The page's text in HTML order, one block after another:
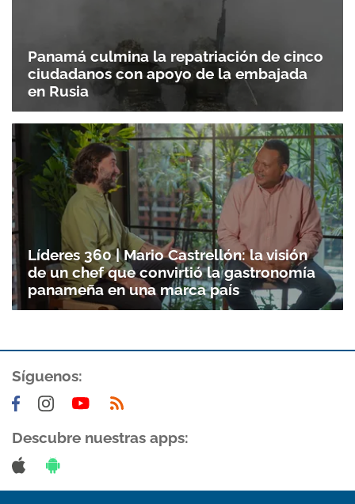
Gracias por suscribirte a nuestro boletín.
ACEPTAR
Panamá culmina la repatriación de cinco
ciudadanos con apoyo de la embajada
en Rusia
Líderes 360 | Mario Castrellón: la visión
de un chef que convirtió la gastronomía
panameña en una marca país
Síguenos:
Descubre nuestras apps: